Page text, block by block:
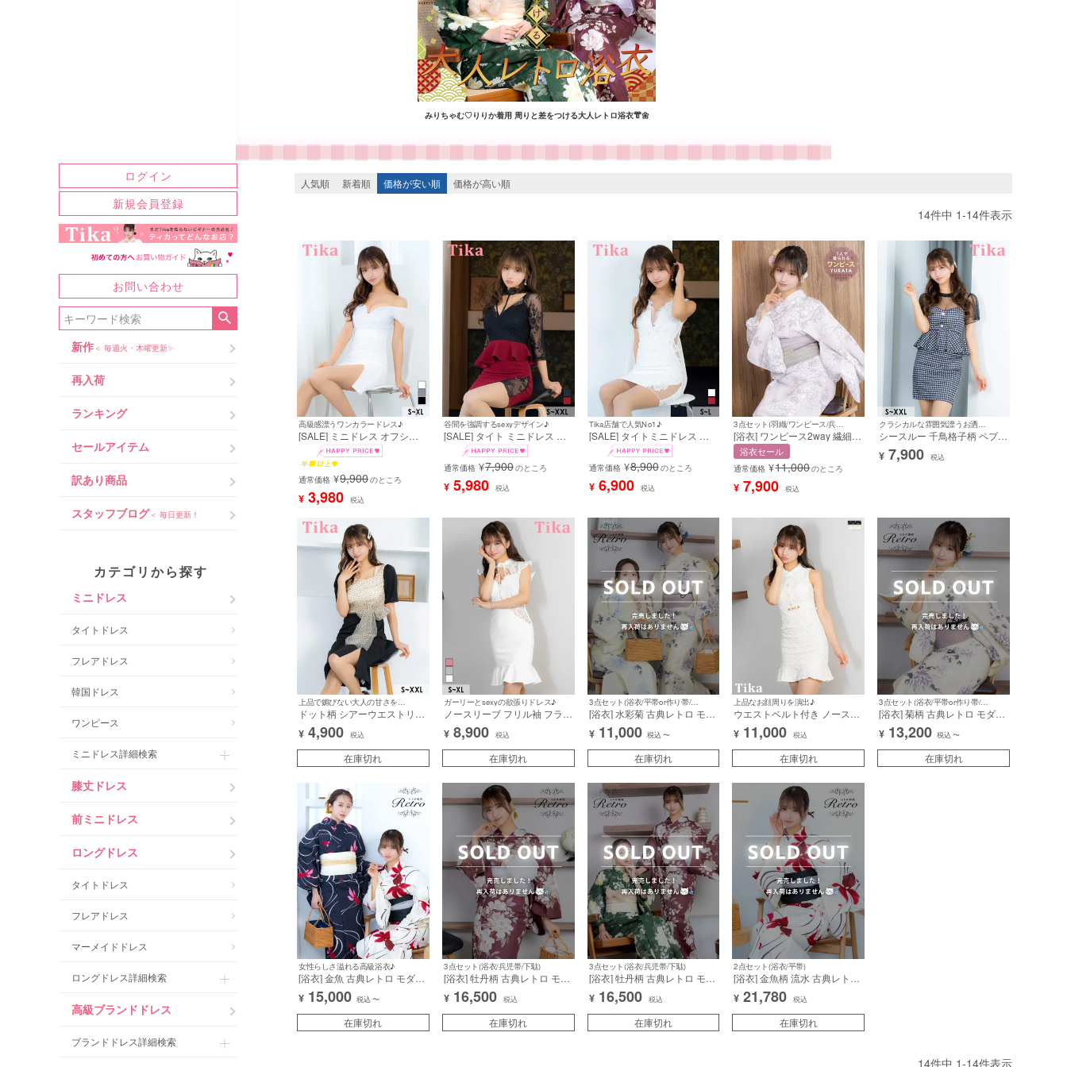
みりちゃむ♡りりか着用 周りと差をつける大人レトロ浴衣👘🌼
ログイン
新規会員登録
お問い合わせ
新作＜ 毎週火・木曜更新✨
再入荷
ランキング
セールアイテム
訳あり商品
スタッフブログ＜ 毎日更新！
カテゴリから探す
ミニドレス
タイトドレス
フレアドレス
韓国ドレス
ワンピース
ミニドレス詳細検索
膝丈ドレス
前ミニドレス
ロングドレス
タイトドレス
フレアドレス
マーメイドドレス
ロングドレス詳細検索
高級ブランドドレス
ブランドドレス詳細検索
人気順 新着順 価格が安い順 価格が高い順
14件中 1-14件表示
高級感漂うワンカラードレス♪
[SALE] ミニドレス オフショ
ルダー キラキラ ストーン ビ
ジュー XL 白 ホワイト タイト
キャバドレス (森脇梨々夏着
用) [tk-md82291]
通常価格 ¥9,900のところ
¥ 3,980 税込
谷間を強調するsexyデザイン♪
[SALE] タイト ミニドレス 谷
間 大きいサイズ ブラックレー
ス ストレッチ 袖あり 七分袖
ペプラム チョーカー ラップ風
バイカラー (森脇梨々夏着用)
通常価格 ¥7,900のところ
¥ 5,980 税込
Tika店舗で人気No1♪
[SALE] タイトミニドレス 谷
間 レース 大人 ノースリーブ
ストレッチ くびれ透け パール
付き バストシースルー (森脇
梨々夏着用)
通常価格 ¥8,900のところ
¥ 6,900 税込
[浴衣] ワンピース2way 繊細フ
ラワー 古典レトロ モダン ニ
ュアンス くすみピンク 簡単
一人で着れる 3点セット (森脇
梨々夏着用) [tk-ykop24-t003]
浴衣セール
通常価格 ¥11,000のところ
¥ 7,900 税込
クラシカルな雰囲気漂うお洒落ドレス♪
シースルー 千鳥格子柄 ペプラ
ム 半袖 タイトミニドレス (S
サイズ～XXLサイズ) (森脇
¥ 7,900 税込
ドット柄 シアーウエストリボ
ン切り替え 半袖 膝丈ドレス
(森脇梨々夏/キャバドレス着
用)
¥ 4,900 税込
在庫切れ
ガーリーとsexyの欲張りドレス♪
ノースリーブ フリル袖 フラワ
ーレース バストカット ジップ
裾フリル 谷間魅せ タイトミニ
ドレス (Sサイズ～XLサイズ)
(森脇梨々夏/キャバドレス着
用)
¥ 8,900 税込
在庫切れ
3点セット(浴衣/平帯or作り帯/下駄)
[浴衣] 水彩菊 古典レトロ モダ
ン ニュアンス ベージュ クリ
ーム地 3点セット (みりちゃ
む/森脇梨々夏着用) [tk-ykrt25-
¥ 11,000 税込 〜
在庫切れ
上品なお顔周りを演出♪
ウエストベルト付き ノースリ
ーブ 襟付き 総レース ドット
柄 ラメ 裾フリル 胸元カバー
タイトミニドレス (Sサイズ～
Lサイズ) (森脇梨々夏/キャバ
ドレス着用)
¥ 11,000 税込
在庫切れ
3点セット(浴衣/平帯or作り帯/下駄)
[浴衣] 菊柄 古典レトロ モダン
ニュアンス ベージュ 薄紫 パ
ープル 3点セット (森脇梨々夏
着用) [tk-ykrt25-ec31]
¥ 13,200 税込 〜
在庫切れ
女性らしさ溢れる高級浴衣♪
[浴衣] 金魚 古典レトロ モダン
ニュアンス 紺色 ベージュ 赤
3点セット (みりちゃむ/森脇
梨々夏着用) [tk-ykrt25-pea]
¥ 15,000 税込〜
在庫切れ
3点セット(浴衣/兵児帯/下駄)
[浴衣] 牡丹柄 古典レトロ モダ
ン ニュアンス ワイン 赤 3点
セット (森脇梨々夏着用) [tk-
ykrt25-ma56]
¥ 16,500 税込
在庫切れ
3点セット(浴衣/兵児帯/下駄)
[浴衣] 牡丹柄 古典レトロ モダ
ン 緑 グリーン 赤 3点セット
(みりちゃむ/森脇梨々夏着用)
[tk-ykrt25-ma5]
¥ 16,500 税込
在庫切れ
2点セット(浴衣/平帯)
[浴衣] 金魚柄 流水 古典レトロ
モダン 赤 クリーム地 2点セッ
ト (森脇梨々夏着用) [tk-
yk20248-6ex31b]
¥ 21,780 税込
在庫切れ
14件中 1-14件表示